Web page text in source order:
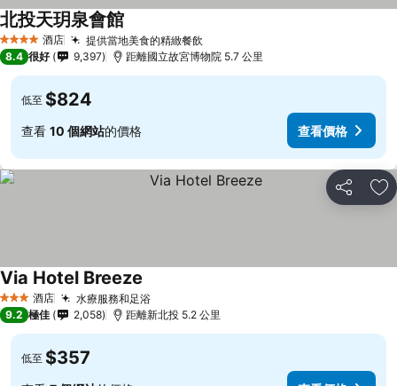
4 星級 酒店 提供當地美食的精緻餐飲
北投天玥泉會館
8.4 很好 9,397 距離國立故宮博物院 5.7 公里
低至 $824
查看 10 個網站的價格 查看價格
分享 放
3 星級 酒店 水療服務和足浴
Via Hotel Breeze
9.2 極佳 2,058 距離新北投 5.2 公里
低至 $357